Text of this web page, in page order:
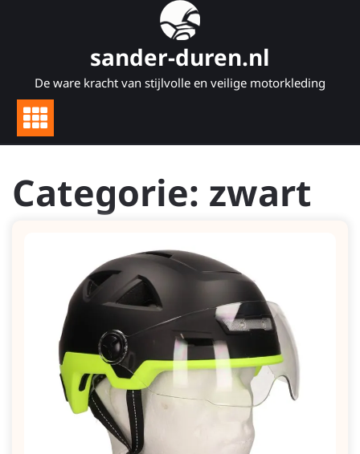
sander-duren.nl
De ware kracht van stijlvolle en veilige motorkleding
Categorie: zwart